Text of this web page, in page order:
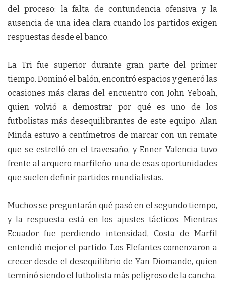
del proceso: la falta de contundencia ofensiva y la
ausencia de una idea clara cuando los partidos exigen
respuestas desde el banco.
La Tri fue superior durante gran parte del primer
tiempo. Dominó el balón, encontró espacios y generó las
ocasiones más claras del encuentro con John Yeboah,
quien volvió a demostrar por qué es uno de los
futbolistas más desequilibrantes de este equipo. Alan
Minda estuvo a centímetros de marcar con un remate
que se estrelló en el travesaño, y Enner Valencia tuvo
frente al arquero marfileño una de esas oportunidades
que suelen definir partidos mundialistas.
Muchos se preguntarán qué pasó en el segundo tiempo,
y la respuesta está en los ajustes tácticos. Mientras
Ecuador fue perdiendo intensidad, Costa de Marfil
entendió mejor el partido. Los Elefantes comenzaron a
crecer desde el desequilibrio de Yan Diomande, quien
terminó siendo el futbolista más peligroso de la cancha.